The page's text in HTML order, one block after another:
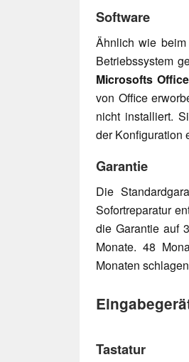
Software
Ähnlich wie
Betriebssystem
Microsofts
von Office
nicht installiert.
der Konfiguration
Garantie
Die
Sofortreparatur
die Garantie auf
Monate. 48
Monaten
Tastatur